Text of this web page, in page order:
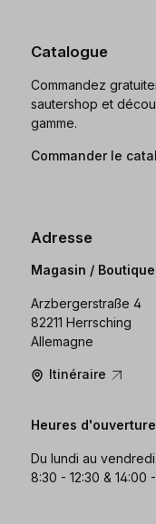
Catalogue
Commandez
sautershop et
gamme.
Commander le
Adresse
Magasin / Boutique
Arzbergerstraße 4
82211 Herrsching
Allemagne
Itinéraire
Heures
Du lundi au vendredi
8:30 - 12:30 & 14:00